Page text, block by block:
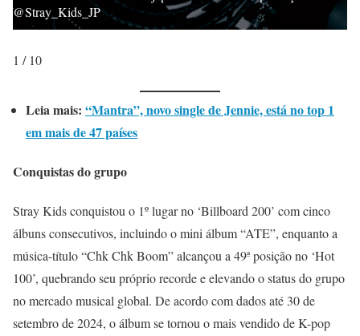
/@Stray_Kids_JP
1 / 10
Leia mais: “Mantra”, novo single de Jennie, está no top 1
em mais de 47 países
Conquistas do grupo
Stray Kids conquistou o 1º lugar no ‘Billboard 200’ com cinco
álbuns consecutivos, incluindo o mini álbum “ATE”, enquanto a
música-título “Chk Chk Boom” alcançou a 49ª posição no ‘Hot
100’, quebrando seu próprio recorde e elevando o status do grupo
no mercado musical global. De acordo com dados até 30 de
setembro de 2024, o álbum se tornou o mais vendido de K-pop